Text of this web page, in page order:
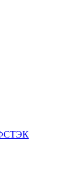
ФСТЭК